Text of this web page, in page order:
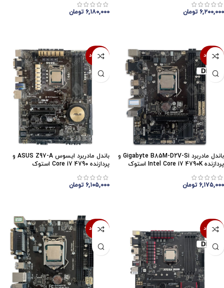
۶,۲۰۰,۰۰۰ تومان ۶,۱۸۰,۰۰۰ تومان
ناموجود
باندل مادربرد Gigabyte B85M-D2V-Si و
پردازنده Intel Core i7 4790K استوک
۶,۱۷۵,۰۰۰ تومان
ناموجود
باندل مادربرد ایسوس ASUS Z97-A و
پردازنده Core i7 4790 استوک
۶,۱۰۵,۰۰۰ تومان
ناموجود ناموجود